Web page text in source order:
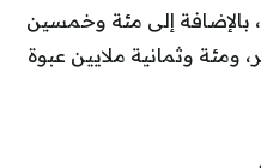
إلى مئة وخمسين
ومئة وثمانية ملايين عبوة